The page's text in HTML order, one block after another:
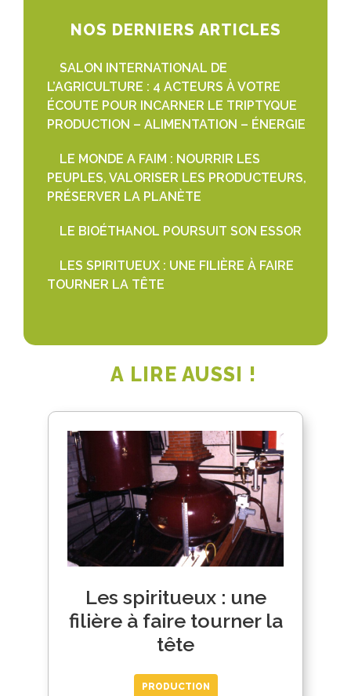
NOS DERNIERS ARTICLES
SALON INTERNATIONAL DE
L’AGRICULTURE : 4 ACTEURS À VOTRE
ÉCOUTE POUR INCARNER LE TRIPTYQUE
PRODUCTION – ALIMENTATION – ÉNERGIE
LE MONDE A FAIM : NOURRIR LES
PEUPLES, VALORISER LES PRODUCTEURS,
PRÉSERVER LA PLANÈTE
LE BIOÉTHANOL POURSUIT SON ESSOR
LES SPIRITUEUX : UNE FILIÈRE À FAIRE
TOURNER LA TÊTE
A LIRE AUSSI !
Les spiritueux : une
filière à faire tourner la
tête
PRODUCTION